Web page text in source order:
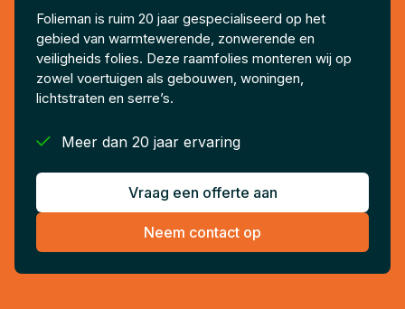
Folieman is ruim 20 jaar gespecialiseerd op het
gebied van warmtewerende, zonwerende en
veiligheids folies. Deze raamfolies monteren wij op
zowel voertuigen als gebouwen, woningen,
lichtstraten en serre’s.
 Meer dan 20 jaar ervaring
Vraag een offerte aan
Neem contact op